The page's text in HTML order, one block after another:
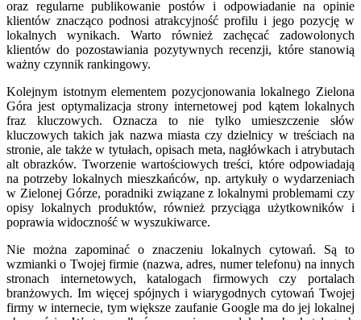
oraz regularne publikowanie postów i odpowiadanie na opinie
klientów znacząco podnosi atrakcyjność profilu i jego pozycję w
lokalnych wynikach. Warto również zachęcać zadowolonych
klientów do pozostawiania pozytywnych recenzji, które stanowią
ważny czynnik rankingowy.
Kolejnym istotnym elementem pozycjonowania lokalnego Zielona
Góra jest optymalizacja strony internetowej pod kątem lokalnych
fraz kluczowych. Oznacza to nie tylko umieszczenie słów
kluczowych takich jak nazwa miasta czy dzielnicy w treściach na
stronie, ale także w tytułach, opisach meta, nagłówkach i atrybutach
alt obrazków. Tworzenie wartościowych treści, które odpowiadają
na potrzeby lokalnych mieszkańców, np. artykuły o wydarzeniach
w Zielonej Górze, poradniki związane z lokalnymi problemami czy
opisy lokalnych produktów, również przyciąga użytkowników i
poprawia widoczność w wyszukiwarce.
Nie można zapominać o znaczeniu lokalnych cytowań. Są to
wzmianki o Twojej firmie (nazwa, adres, numer telefonu) na innych
stronach internetowych, katalogach firmowych czy portalach
branżowych. Im więcej spójnych i wiarygodnych cytowań Twojej
firmy w internecie, tym większe zaufanie Google ma do jej lokalnej